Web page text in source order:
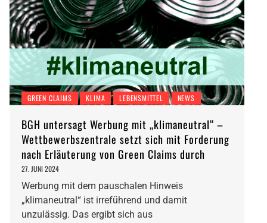
GREEN CLAIMS KLIMA LEBENSMITTEL NEWS
BGH untersagt Werbung mit „klimaneutral“ –
Wettbewerbszentrale setzt sich mit Forderung
nach Erläuterung von Green Claims durch
27. JUNI 2024
Werbung mit dem pauschalen Hinweis
„klimaneutral“ ist irreführend und damit
unzulässig. Das ergibt sich aus